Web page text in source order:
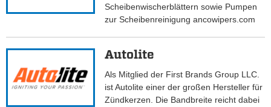
Scheibenwischerblättern sowie Pumpen
zur Scheibenreinigung ancowipers.com
Autolite
Als Mitglied der First Brands Group LLC.
ist Autolite einer der großen Hersteller für
Zündkerzen. Die Bandbreite reicht dabei